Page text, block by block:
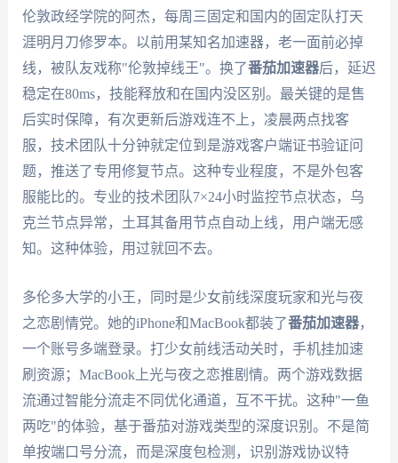
伦敦政经学院的阿杰，每周三固定和国内的固定队打天
涯明月刀修罗本。以前用某知名加速器，老一面前必掉
线，被队友戏称"伦敦掉线王"。换了番茄加速器后，延迟
稳定在80ms，技能释放和在国内没区别。最关键的是售
后实时保障，有次更新后游戏连不上，凌晨两点找客
服，技术团队十分钟就定位到是游戏客户端证书验证问
题，推送了专用修复节点。这种专业程度，不是外包客
服能比的。专业的技术团队7×24小时监控节点状态，乌
克兰节点异常，土耳其备用节点自动上线，用户端无感
知。这种体验，用过就回不去。
多伦多大学的小王，同时是少女前线深度玩家和光与夜
之恋剧情党。她的iPhone和MacBook都装了番茄加速器，
一个账号多端登录。打少女前线活动关时，手机挂加速
刷资源；MacBook上光与夜之恋推剧情。两个游戏数据
流通过智能分流走不同优化通道，互不干扰。这种"一鱼
两吃"的体验，基于番茄对游戏类型的深度识别。不是简
单按端口号分流，而是深度包检测，识别游戏协议特